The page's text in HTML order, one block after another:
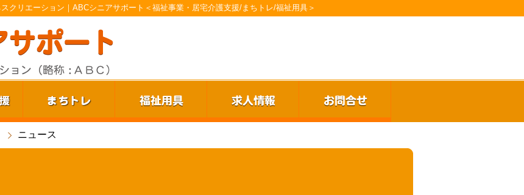
クリエーション｜ABCシニアサポート＜福祉事業・居宅介護支援/まちトレ/福祉用具＞
ニュース